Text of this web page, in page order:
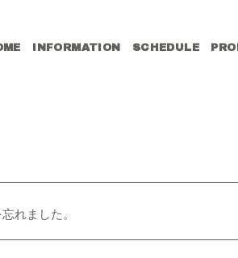
INFORMATION SCHEDULE
れました。